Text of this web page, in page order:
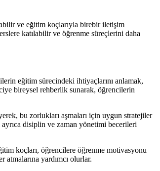
ve eğitim koçlarıyla birebir iletişim
katılabilir ve öğrenme süreçlerini daha
eğitim sürecindeki ihtiyaçlarını anlamak,
bireysel rehberlik sunarak, öğrencilerin
bu zorlukları aşmaları için uygun stratejiler
disiplin ve zaman yönetimi becerileri
koçları, öğrencilere öğrenme motivasyonu
yardımcı olurlar.